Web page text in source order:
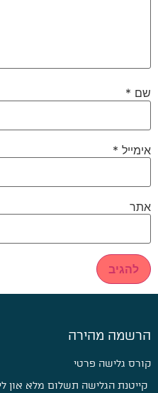
שם *
אימייל *
אתר
הרשמה מהירה
קורס גלישה פרטי
קייטנת הגלישה תשלום מלא און